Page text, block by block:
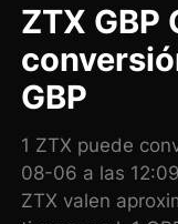
ZTX GBP
GBP
1 ZTX puede
08-06 a las
ZTX valen